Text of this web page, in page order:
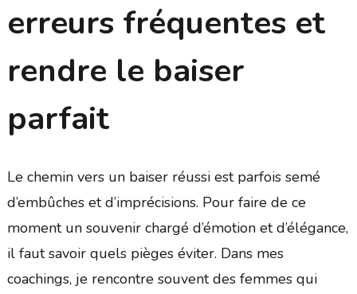
erreurs fréquentes et
rendre le baiser
parfait
Le chemin vers un baiser réussi est parfois semé
d’embûches et d’imprécisions. Pour faire de ce
moment un souvenir chargé d’émotion et d’élégance,
il faut savoir quels pièges éviter. Dans mes
coachings, je rencontre souvent des femmes qui